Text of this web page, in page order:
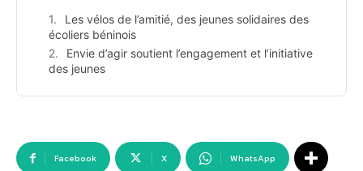
Les vélos de l’amitié, des jeunes solidaires des
écoliers béninois
Envie d’agir soutient l’engagement et l’initiative
des jeunes
Facebook X WhatsApp